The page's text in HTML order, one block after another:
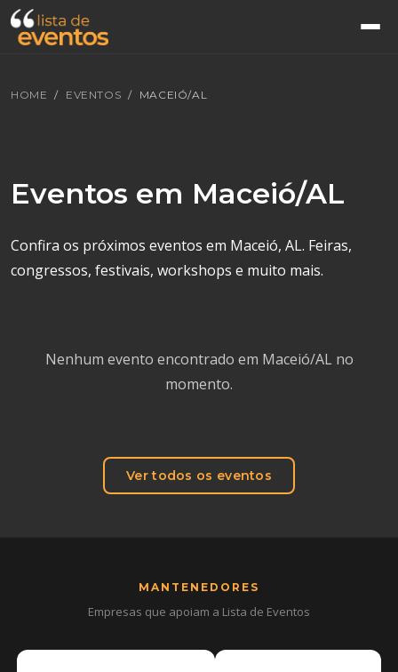
HOME EVENTOS MACEIÓ/AL
Eventos em Maceió/AL
Confira os próximos eventos em Maceió, AL. Feiras,
congressos, festivais, workshops e muito mais.
Nenhum evento encontrado em Maceió/AL no
momento.
Ver todos os eventos
MANTENEDORES
Empresas que apoiam a Lista de Eventos